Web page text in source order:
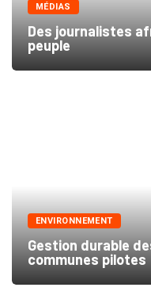
MÉDIAS
Des journalistes
peuple
ENVIRONNEMENT
Gestion durable
communes pilotes